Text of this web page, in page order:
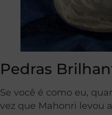
Pedras
Se você é como eu,
vez que Mahonri levou